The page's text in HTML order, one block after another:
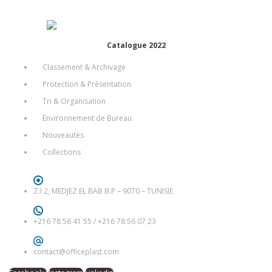
Catalogue 2022
Classement & Archivage
Protection & Présentation
Tri & Organisation
Environnement de Bureau
Nouveautés
Collections
Z.I 2, MEDJEZ EL BAB B.P – 9070 – TUNISIE
+216 78 56 41 55 /+216 78 56 07 23
contact@officeplast.com